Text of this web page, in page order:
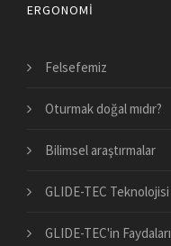
ERGONOMI
Felsefemiz
Oturmak doğal mıdır?
Bilimsel araştırmalar
GLIDE-TEC Teknolojisi
GLIDE-TEC'in Faydaları